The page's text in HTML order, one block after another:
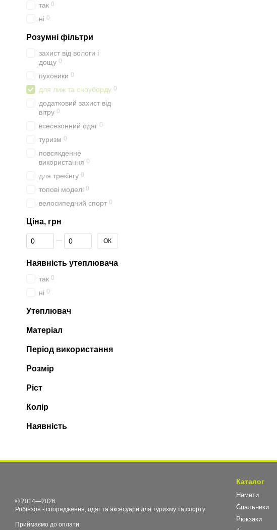
так 0
ні 0
Розумні фільтри
захист від вологи і
дощу 0
пуховики 0
для лиж та сноуборду 0
додатковий захист від
вітру 0
всесезонний одяг 0
туризм 0
повсякденне
використання 0
для трекінгу 0
топові моделі 0
велосипедний спорт 0
Ціна, грн
Від Ціна, грн
До Ціна, грн ОК
Наявність утеплювача
так 0
ні 0
Утеплювач
Матеріал
Період використання
Розмір
Ріст
Колір
Наявність
© 2014—2026
Робінзон - спорядження, одяг та аксесуари для туризму та спорту
Приймаємо до оплати
Каталог
Намети
Спальники
Рюкзаки